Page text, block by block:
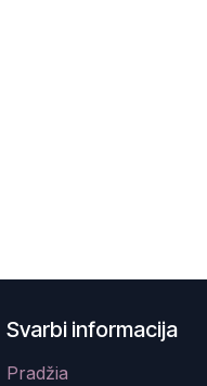
Svarbi informacija
Pradžia